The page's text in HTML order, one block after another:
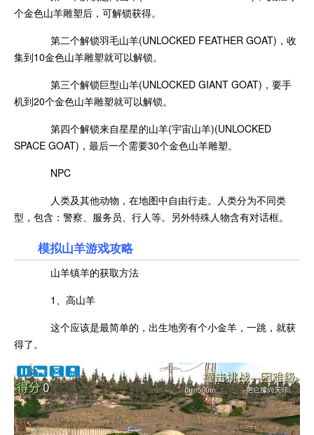
个金色山羊雕塑后，可解锁获得。
第二个解锁羽毛山羊(UNLOCKED FEATHER GOAT)，收
集到10金色山羊雕塑就可以解锁。
第三个解锁巨型山羊(UNLOCKED GIANT GOAT)，要手
机到20个金色山羊雕塑就可以解锁。
第四个解锁来自星星的山羊(宇宙山羊)(UNLOCKED
SPACE GOAT)，最后一个需要30个金色山羊雕塑。
NPC
人类及其他动物，在地图中自由行走。人类分为不同类
型，包含：警察、服务员、行人等。另外特殊人物含有对话框。
模拟山羊游戏攻略
山羊镇羊的获取方法
1、高山羊
这个应该是最简单的，出生地旁有个小金羊，一跳，就获
得了。